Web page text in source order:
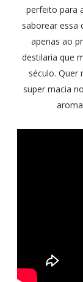
perfeito para
saborear essa
apenas ao
destilaria que
século. Quer
super macia